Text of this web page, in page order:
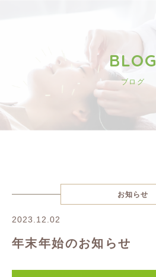
BLOG
ブログ
お知らせ
2023.12.02
年末年始のお知らせ